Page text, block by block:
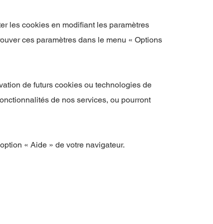
les cookies en modifiant les paramètres
ces paramètres dans le menu « Options
de futurs cookies ou technologies de
de nos services, ou pourront
« Aide » de votre navigateur.